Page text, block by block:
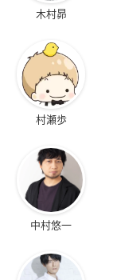
木村昴
村瀬歩
中村悠一